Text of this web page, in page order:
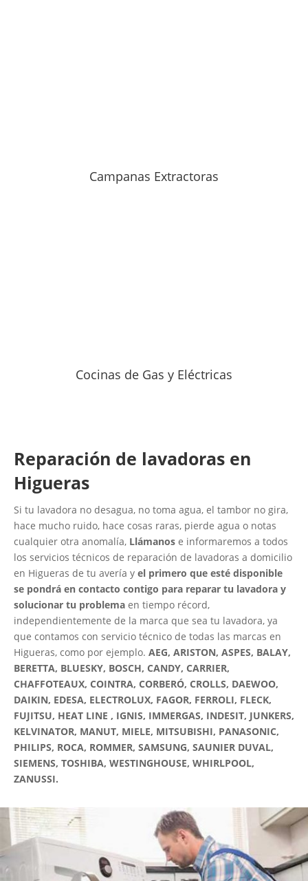
Campanas Extractoras
Cocinas de Gas y Eléctricas
Reparación de lavadoras en
Higueras
Si tu lavadora no desagua, no toma agua, el tambor no gira,
hace mucho ruido, hace cosas raras, pierde agua o notas
cualquier otra anomalía, Llámanos e informaremos a todos
los servicios técnicos de reparación de lavadoras a domicilio
en Higueras de tu avería y el primero que esté disponible
se pondrá en contacto contigo para reparar tu lavadora y
solucionar tu problema en tiempo récord,
independientemente de la marca que sea tu lavadora, ya
que contamos con servicio técnico de todas las marcas en
Higueras, como por ejemplo. AEG, ARISTON, ASPES, BALAY,
BERETTA, BLUESKY, BOSCH, CANDY, CARRIER,
CHAFFOTEAUX, COINTRA, CORBERÓ, CROLLS, DAEWOO,
DAIKIN, EDESA, ELECTROLUX, FAGOR, FERROLI, FLECK,
FUJITSU, HEAT LINE , IGNIS, IMMERGAS, INDESIT, JUNKERS,
KELVINATOR, MANUT, MIELE, MITSUBISHI, PANASONIC,
PHILIPS, ROCA, ROMMER, SAMSUNG, SAUNIER DUVAL,
SIEMENS, TOSHIBA, WESTINGHOUSE, WHIRLPOOL,
ZANUSSI.